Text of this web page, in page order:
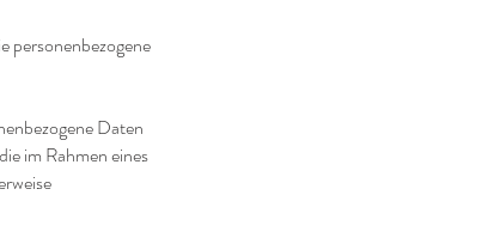
personenbezogene
Daten
im Rahmen eines